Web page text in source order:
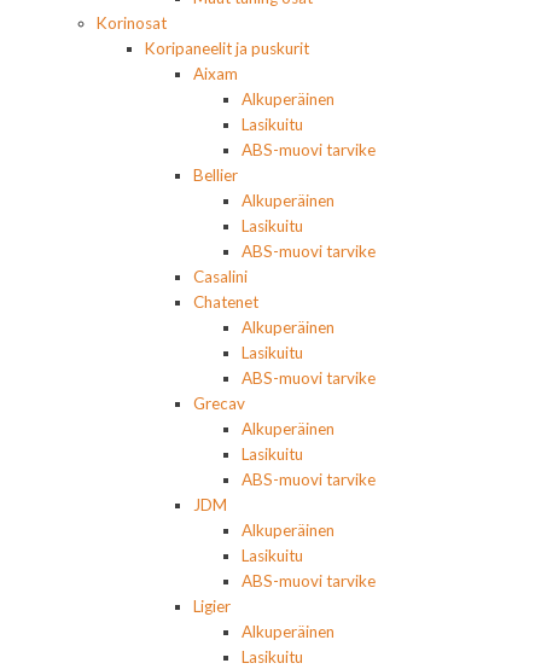
Korinosat
Koripaneelit ja puskurit
Aixam
Alkuperäinen
Lasikuitu
ABS-muovi tarvike
Bellier
Alkuperäinen
Lasikuitu
ABS-muovi tarvike
Casalini
Chatenet
Alkuperäinen
Lasikuitu
ABS-muovi tarvike
Grecav
Alkuperäinen
Lasikuitu
ABS-muovi tarvike
JDM
Alkuperäinen
Lasikuitu
ABS-muovi tarvike
Ligier
Alkuperäinen
Lasikuitu